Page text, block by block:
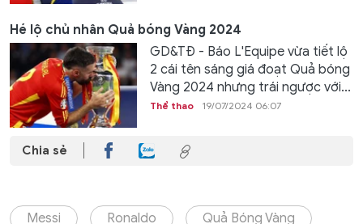
Hé lộ chủ nhân Quả bóng Vàng 2024
GD&TĐ - Báo L'Equipe vừa tiết lộ
2 cái tên sáng giá đoạt Quả bóng
Vàng 2024 nhưng trái ngược với...
Thể thao 19/07/2024 06:07
Chia sẻ
Messi Ronaldo Quả Bóng Vàng